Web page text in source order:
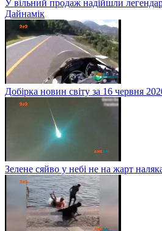
У вільний продаж надійшли
Дайнамік
Добірка новин світу за 16 червня
Зелене сяйво у небі не на жарт